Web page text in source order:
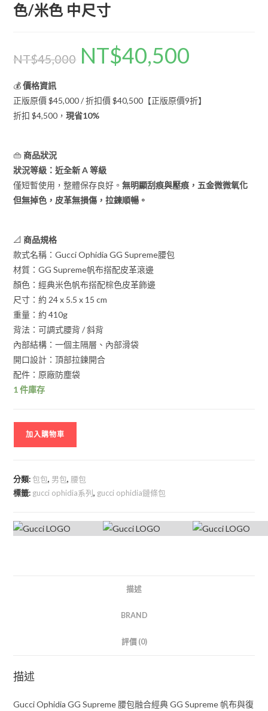
色/米色 中尺寸
NT$45,000 NT$40,500
💰價格資訊
正版原價 $45,000 / 折扣價 $40,500【正版原價9折】
折扣 $4,500，現省10%
👜商品狀況
狀況等級：近全新 A 等級
僅短暫使用，整體保存良好。無明顯刮痕與壓痕，五金微微氧化
但無掉色，皮革無損傷，拉鍊順暢。
📐商品規格
款式名稱：Gucci Ophidia GG Supreme腰包
材質：GG Supreme帆布搭配皮革滾邊
顏色：經典米色帆布搭配棕色皮革飾邊
尺寸：約 24 x 5.5 x 15 cm
重量：約 410g
背法：可調式腰背 / 斜背
內部結構：一個主隔層、內部滑袋
開口設計：頂部拉鍊開合
配件：原廠防塵袋
1 件庫存
加入購物車
分類:包包, 男包, 腰包
標籤: gucci ophidia系列, gucci ophidia鏈條包
描述
BRAND
評價 (0)
描述
Gucci Ophidia GG Supreme 腰包融合經典 GG Supreme 帆布與復